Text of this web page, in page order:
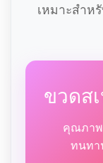
เหมาะสำห
ขวดส
คุณภา
ทนทา